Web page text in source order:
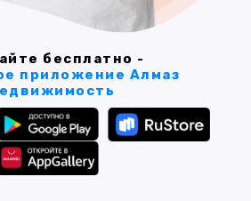
бесплатно -
приложение Алмаз